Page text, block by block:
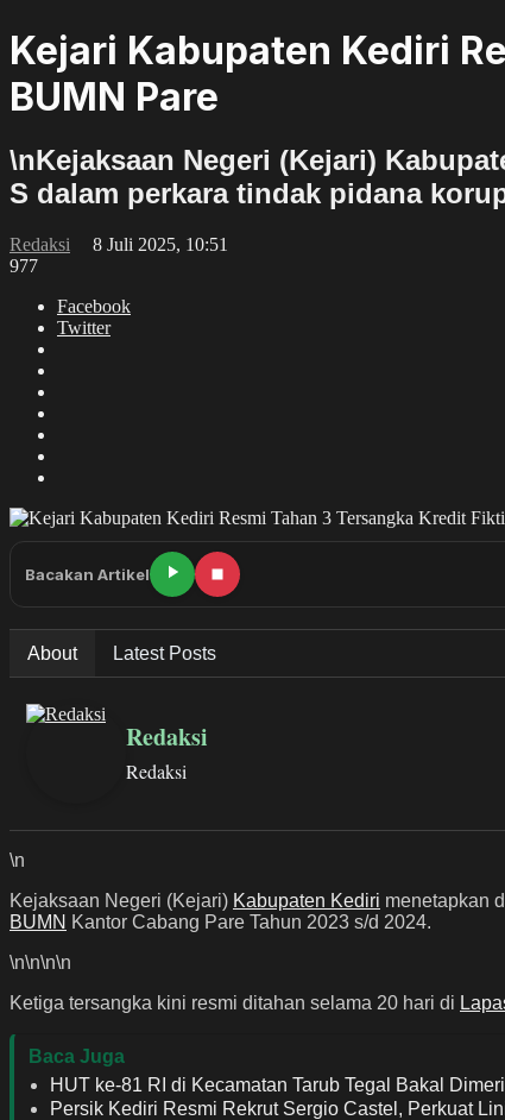
Kejari Kabupaten Kediri
BUMN Pare
\nKejaksaan Negeri (Kejari)
S dalam perkara tindak pidana
Redaksi
8 Juli 2025, 10:51
977
Facebook
Twitter
Bacakan Artikel
About Latest Posts
Redaksi
Redaksi
\n
Kejaksaan Negeri (Kejari) Kabupaten Kediri menetapkan
BUMN Kantor Cabang Pare Tahun 2023 s/d 2024.
\n\n\n\n
Ketiga tersangka kini resmi ditahan selama 20 hari di
Baca Juga
HUT ke-81 RI di Kecamatan Tarub Tegal Bakal
Persik Kediri Resmi Rekrut Sergio Castel, Perkuat